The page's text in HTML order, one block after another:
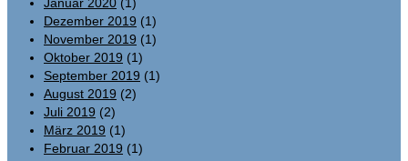
Dezember 2019 (1)
November 2019 (1)
Oktober 2019 (1)
September 2019 (1)
August 2019 (2)
Juli 2019 (2)
März 2019 (1)
Februar 2019 (1)